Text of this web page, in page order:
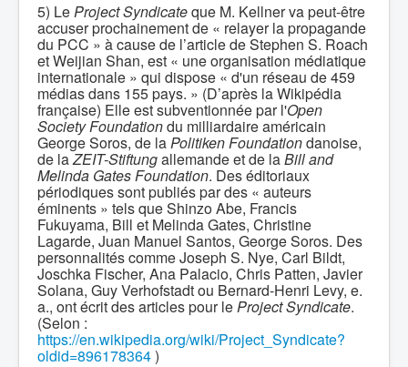
5) LeProject Syndicateque M. Kellner va peut-être
accuser prochainement de « relayer la propagande
du PCC » à cause de l’article de Stephen S. Roach
et Weijian Shan, est « une organisation médiatique
internationale » qui dispose « d'un réseau de 459
médias dans 155 pays. » (D’après la Wikipédia
française) Elle est subventionnée par l'Open
Society Foundationdu milliardaire américain
George Soros, de laPolitiken Foundationdanoise,
de laZEIT-Stiftungallemande et de laBill and
Melinda Gates Foundation. Des éditoriaux
périodiques sont publiés par des « auteurs
éminents » tels que Shinzo Abe, Francis
Fukuyama, Bill et Melinda Gates, Christine
Lagarde, Juan Manuel Santos, George Soros. Des
personnalités comme Joseph S. Nye, Carl Bildt,
Joschka Fischer, Ana Palacio, Chris Patten, Javier
Solana, Guy Verhofstadt ou Bernard-Henri Levy, e.
a., ont écrit des articles pour leProject Syndicate.
(Selon :
https://en.wikipedia.org/wiki/Project_Syndicate?
oldid=896178364)